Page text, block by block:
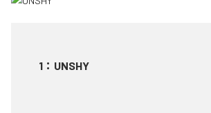
1 ： UNSHY